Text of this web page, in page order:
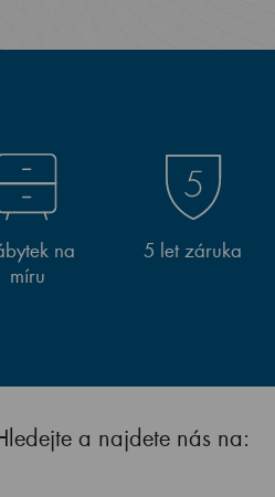
na
míru
5 let záruka
a najdete nás na: